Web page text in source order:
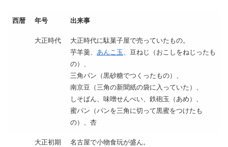
西暦 年号 出来事
大正時代
大正時代に駄菓子屋で売っていたもの。
芋羊羹、 あんこ玉、豆ねじ（おこしをねじったも
の）、
三角パン（黒砂糖でつくったもの）、
南京豆（三角の新聞紙の袋に入っていた）、
しそばん、味噌せんべい、鉄砲玉（あめ）、
蜜パン（パンを三角に切って黒蜜をつけたも
の）、杏
大正初期 名古屋で小物食玩が盛ん。